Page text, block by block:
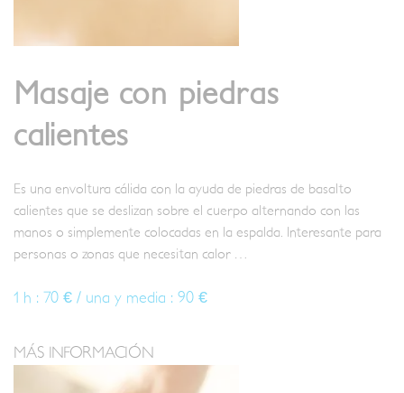
Masaje con piedras
calientes
Es una envoltura cálida con la ayuda de piedras de basalto
calientes que se deslizan sobre el cuerpo alternando con las
manos o simplemente colocadas en la espalda. Interesante para
personas o zonas que necesitan calor …
1 h : 70 € / una y media : 90 €
MÁS INFORMACIÓN